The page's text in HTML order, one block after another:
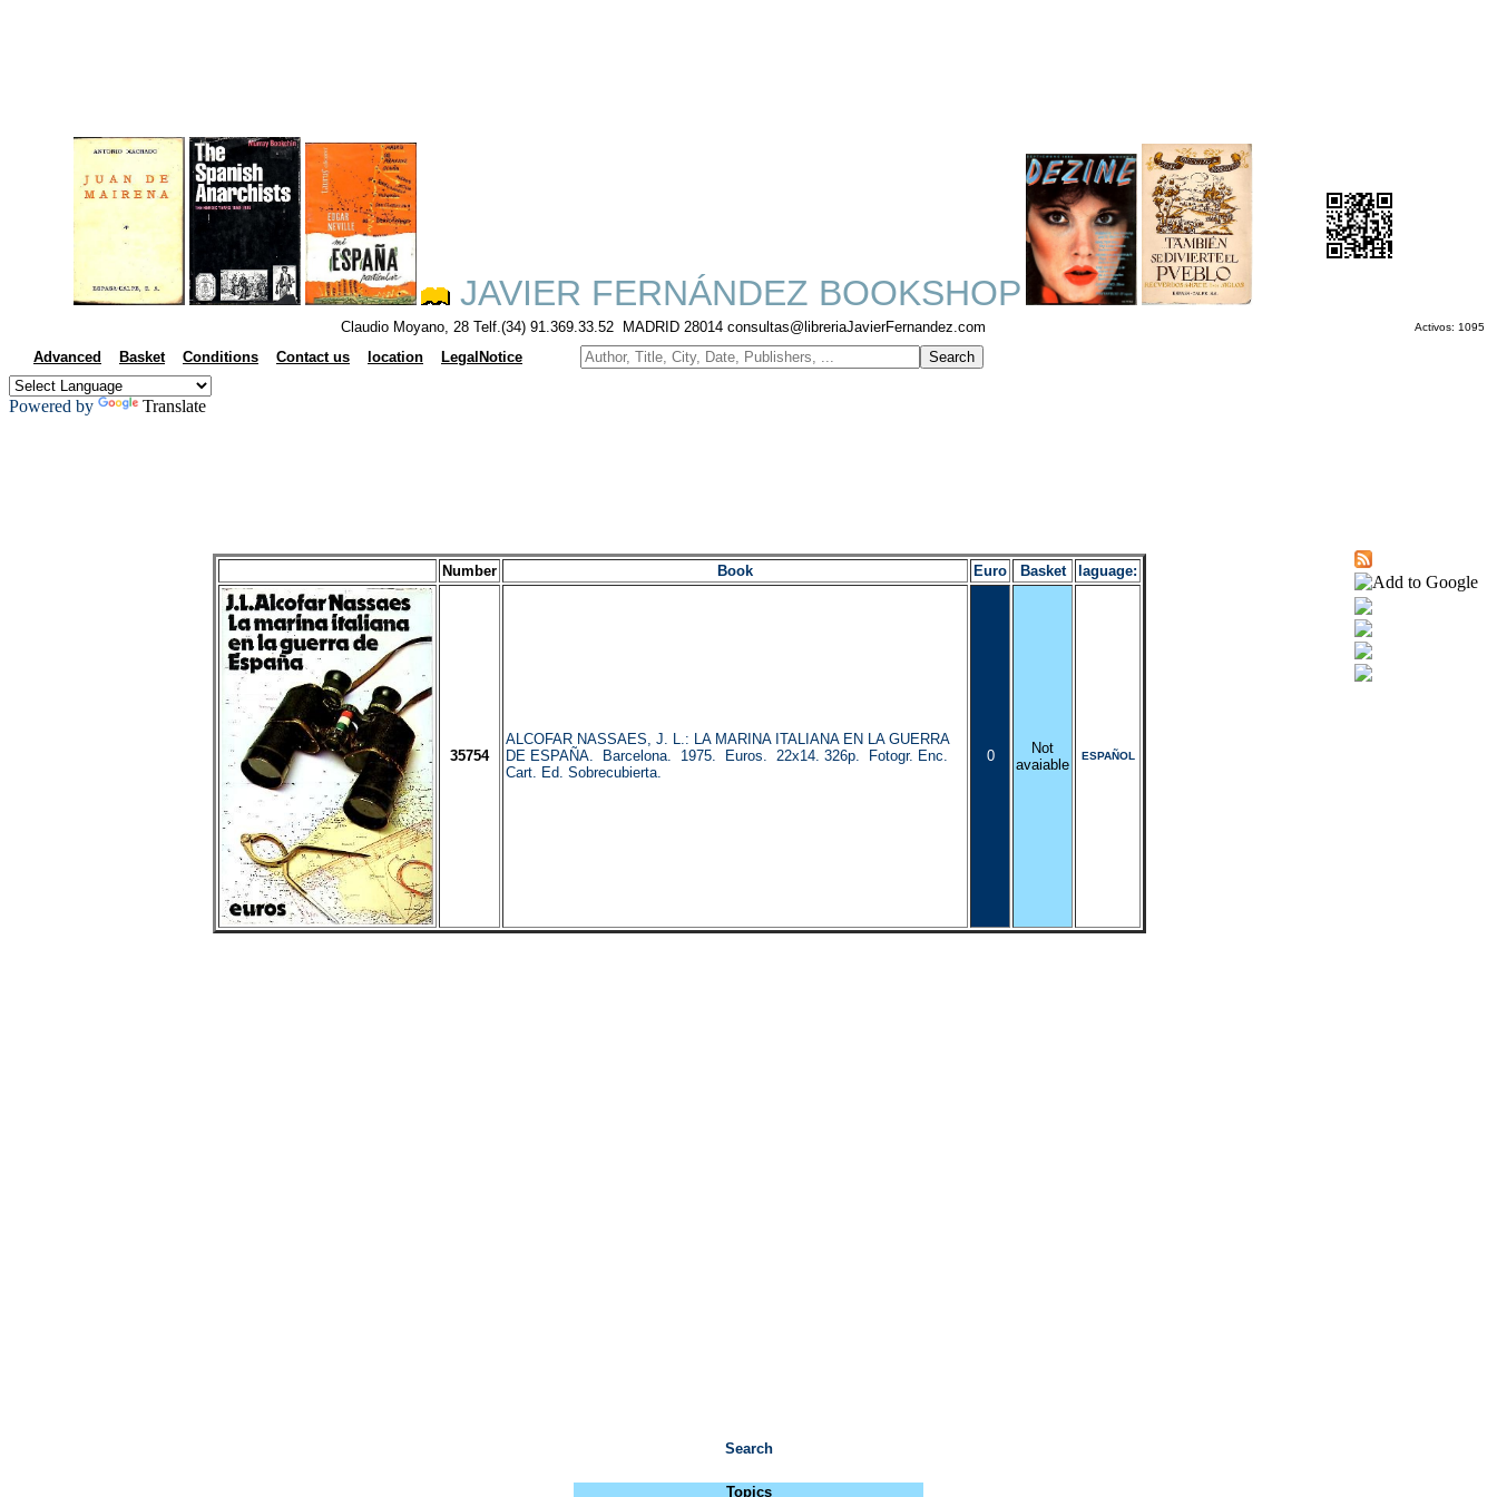
JAVIER FERNÁNDEZ BOOKSHOP
Claudio Moyano, 28 Telf.(34) 91.369.33.52 MADRID 28014 consultas@libreriaJavierFernandez.com Activos: 1095
Advanced Basket Conditions Contact us location LegalNotice
Powered by Translate
Number Book Euro Basket laguage:
35754
ALCOFAR NASSAES, J. L.: LA MARINA ITALIANA EN LA GUERRA
DE ESPAÑA. Barcelona. 1975. Euros. 22x14. 326p. Fotogr. Enc.
Cart. Ed. Sobrecubierta.
0
Not
avaiable
ESPAÑOL
Search
Topics